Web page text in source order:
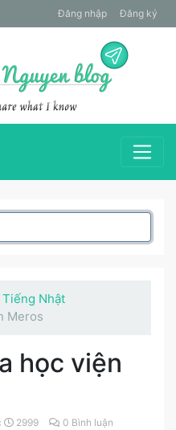
Đăng nhập Đăng ký
Tiếng Nhật
Meros
học viện
2999 0 Bình luận